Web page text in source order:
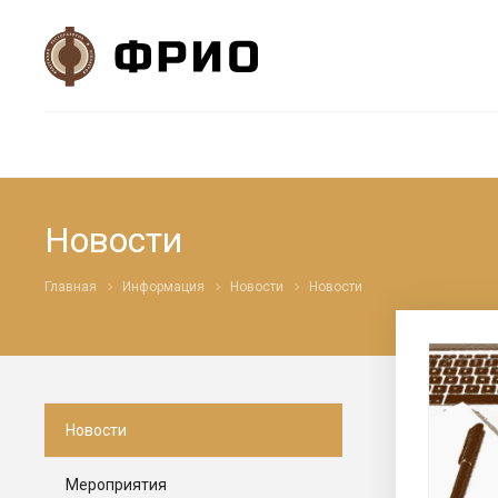
Новости
Главная Информация Новости Новости
Новости
Мероприятия